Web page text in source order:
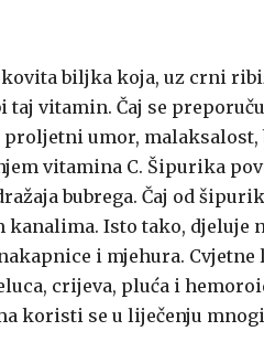
biljka koja, uz crni
vitamin. Čaj se
umor,
vitamina C. Šipurika
bubrega. Čaj od
Isto tako, djeluje
i mjehura.
crijeva, pluća i
koristi se u liječenju